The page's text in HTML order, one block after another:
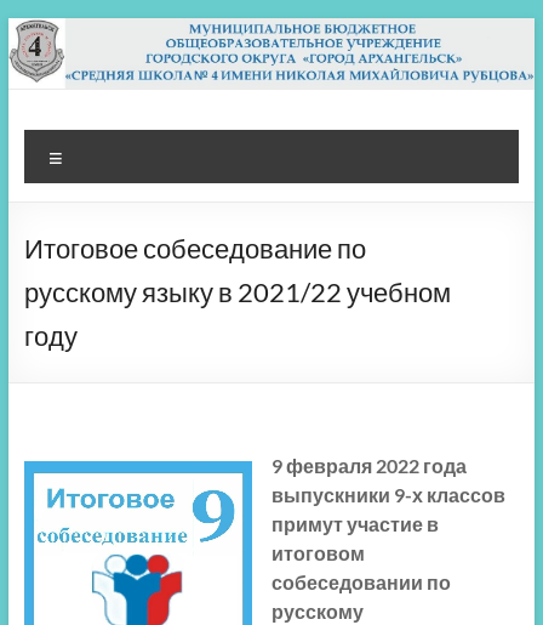
Перейти
к
содержимому
МБОУ СШ 4
Архангельск
Итоговое собеседование по
русскому языку в 2021/22 учебном
году
9 февраля 2022 года
выпускники 9-х классов
примут участие в
итоговом
собеседовании по
русскому